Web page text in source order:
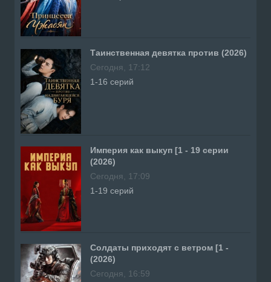
Таинственная девятка против (2026)
Сегодня, 17:12
1-16 серий
Империя как выкуп [1 - 19 серии
(2026)
Сегодня, 17:09
1-19 серий
Солдаты приходят с ветром [1 -
(2026)
Сегодня, 16:59